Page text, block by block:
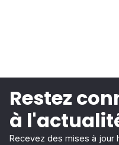
Restez
à
Recevez des mises à jour